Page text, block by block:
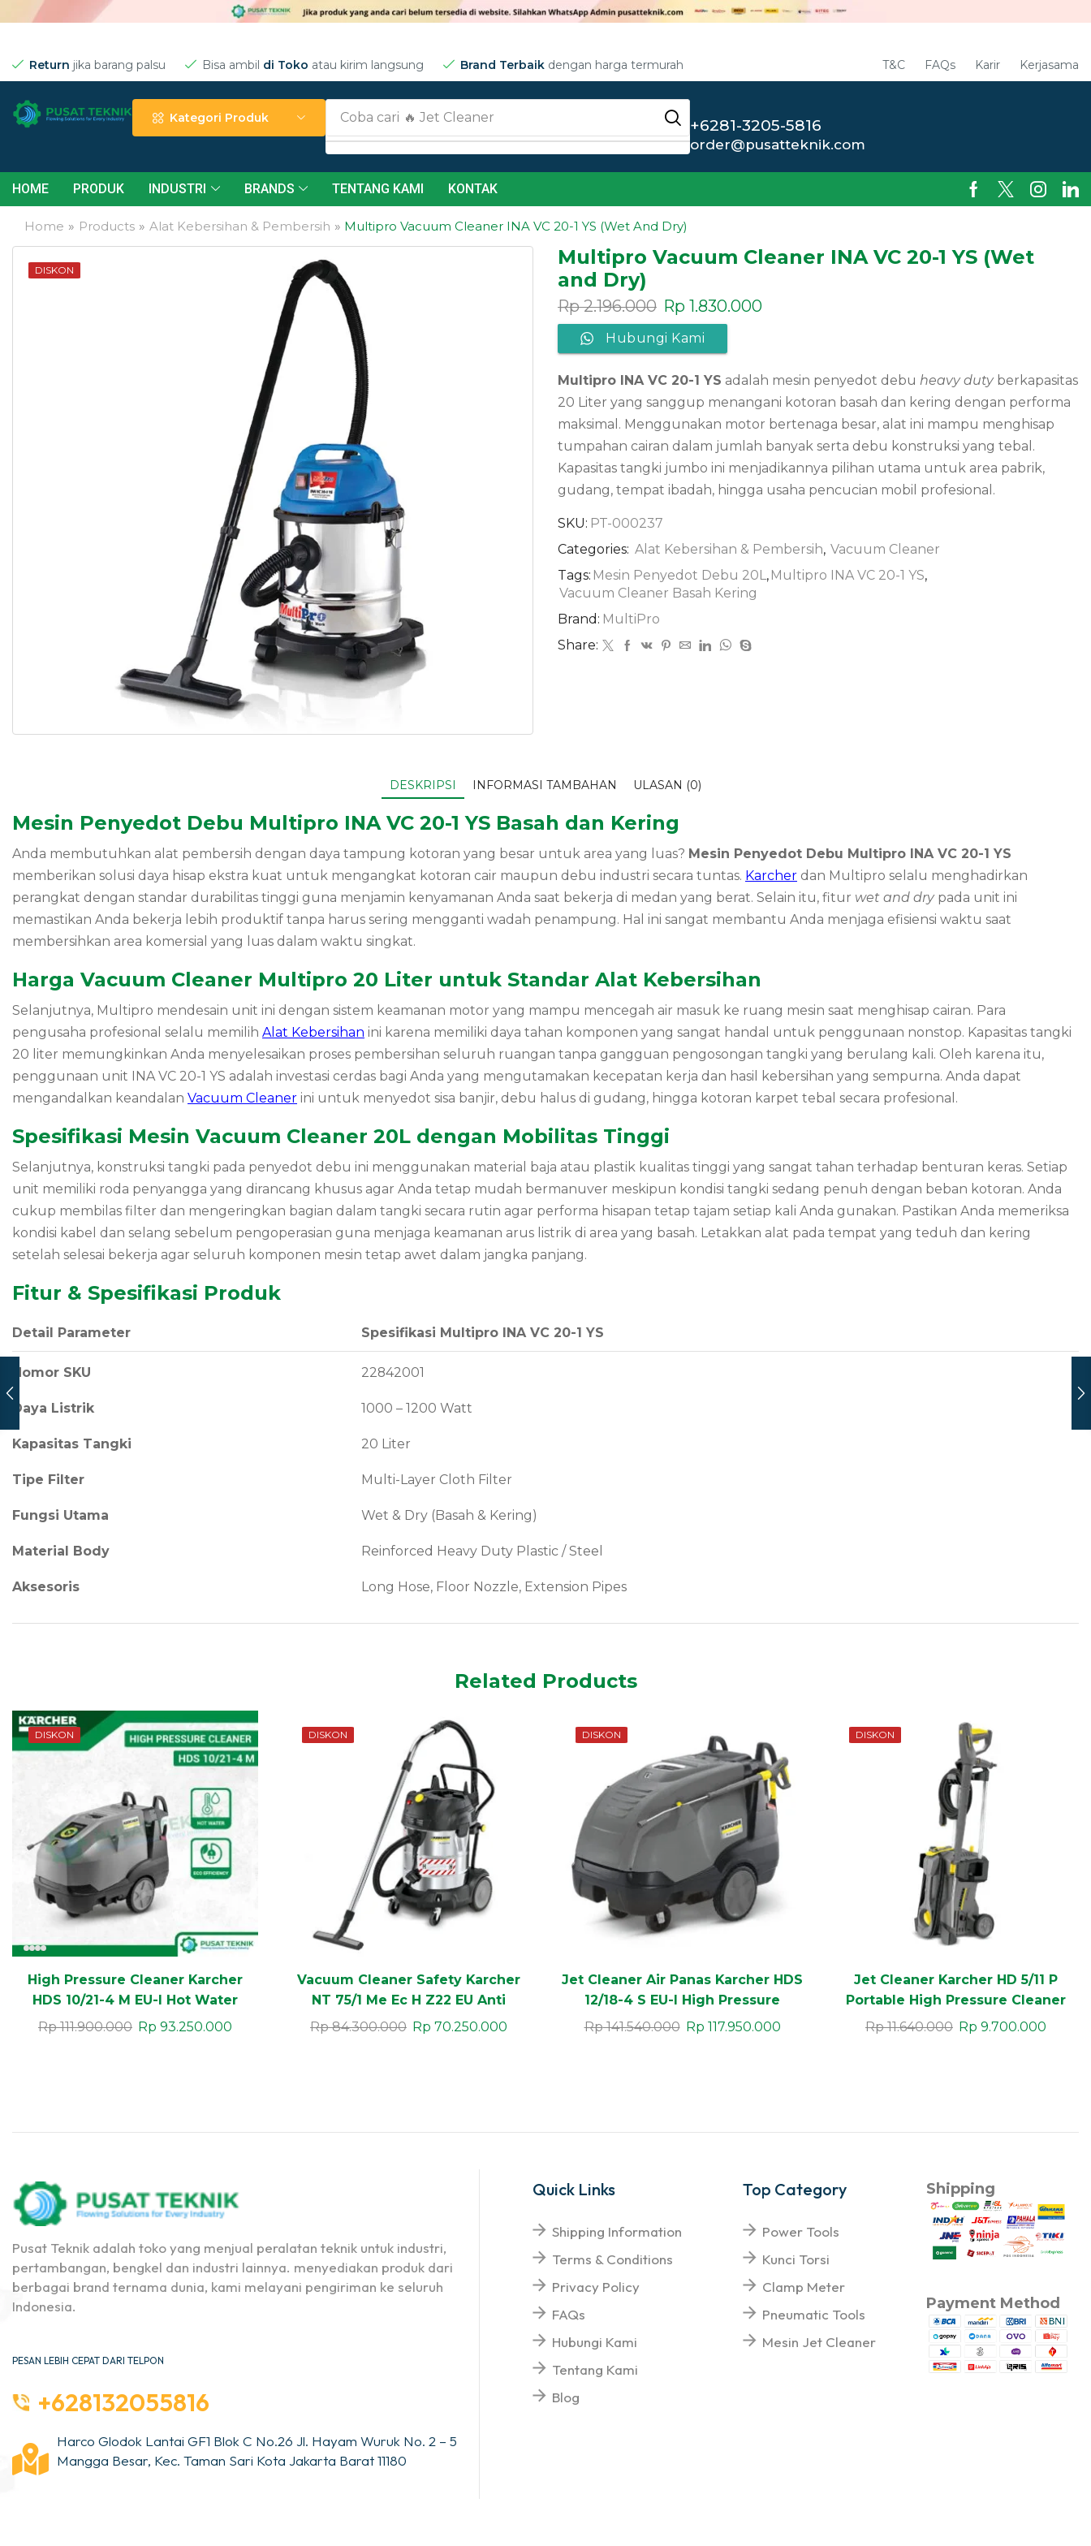
Return jika barang palsu Bisa ambil di Toko atau kirim langsung Brand Terbaik dengan harga termurah T&C FAQs Karir Kerjasama
Kategori Produk Coba cari 🔥 Jet Cleaner +6281-3205-5816
order@pusatteknik.com
HOME PRODUK INDUSTRI BRANDS TENTANG KAMI KONTAK
Home » Products » Alat Kebersihan & Pembersih » Multipro Vacuum Cleaner INA VC 20-1 YS (Wet And Dry)
DISKON
Multipro Vacuum Cleaner INA VC 20-1 YS (Wet
and Dry)
Rp2.196.000 Rp 1.830.000
Hubungi Kami
Multipro INA VC 20-1 YS adalah mesin penyedot debu heavy dutyberkapasitas
20 Liter yang sanggup menangani kotoran basah dan kering dengan performa
maksimal. Menggunakan motor bertenaga besar, alat ini mampu menghisap
tumpahan cairan dalam jumlah banyak serta debu konstruksi yang tebal.
Kapasitas tangki jumbo ini menjadikannya pilihan utama untuk area pabrik,
gudang, tempat ibadah, hingga usaha pencucian mobil profesional.
SKU: PT-000237
Categories: Alat Kebersihan & Pembersih, Vacuum Cleaner
Tags: Mesin Penyedot Debu 20L, Multipro INA VC 20-1 YS,
Vacuum Cleaner Basah Kering
Brand: MultiPro
Share:
DESKRIPSI INFORMASI TAMBAHAN ULASAN (0)
Mesin Penyedot Debu Multipro INA VC 20-1 YS Basah dan Kering
Anda membutuhkan alat pembersih dengan daya tampung kotoran yang besar untuk area yang luas? Mesin Penyedot Debu Multipro INA VC 20-1 YS
memberikan solusi daya hisap ekstra kuat untuk mengangkat kotoran cair maupun debu industri secara tuntas. Karcher dan Multipro selalu menghadirkan
perangkat dengan standar durabilitas tinggi guna menjamin kenyamanan Anda saat bekerja di medan yang berat. Selain itu, fitur wet and drypada unit ini
memastikan Anda bekerja lebih produktif tanpa harus sering mengganti wadah penampung. Hal ini sangat membantu Anda menjaga efisiensi waktu saat
membersihkan area komersial yang luas dalam waktu singkat.
Harga Vacuum Cleaner Multipro 20 Liter untuk Standar Alat Kebersihan
Selanjutnya, Multipro mendesain unit ini dengan sistem keamanan motor yang mampu mencegah air masuk ke ruang mesin saat menghisap cairan. Para
pengusaha profesional selalu memilih Alat Kebersihan ini karena memiliki daya tahan komponen yang sangat handal untuk penggunaan nonstop. Kapasitas tangki
20 liter memungkinkan Anda menyelesaikan proses pembersihan seluruh ruangan tanpa gangguan pengosongan tangki yang berulang kali. Oleh karena itu,
penggunaan unit INA VC 20-1 YS adalah investasi cerdas bagi Anda yang mengutamakan kecepatan kerja dan hasil kebersihan yang sempurna. Anda dapat
mengandalkan keandalan Vacuum Cleaner ini untuk menyedot sisa banjir, debu halus di gudang, hingga kotoran karpet tebal secara profesional.
Spesifikasi Mesin Vacuum Cleaner 20L dengan Mobilitas Tinggi
Selanjutnya, konstruksi tangki pada penyedot debu ini menggunakan material baja atau plastik kualitas tinggi yang sangat tahan terhadap benturan keras. Setiap
unit memiliki roda penyangga yang dirancang khusus agar Anda tetap mudah bermanuver meskipun kondisi tangki sedang penuh dengan beban kotoran. Anda
cukup membilas filter dan mengeringkan bagian dalam tangki secara rutin agar performa hisapan tetap tajam setiap kali Anda gunakan. Pastikan Anda memeriksa
kondisi kabel dan selang sebelum pengoperasian guna menjaga keamanan arus listrik di area yang basah. Letakkan alat pada tempat yang teduh dan kering
setelah selesai bekerja agar seluruh komponen mesin tetap awet dalam jangka panjang.
Fitur & Spesifikasi Produk
Detail Parameter Spesifikasi Multipro INA VC 20-1 YS
Nomor SKU 22842001
Daya Listrik 1000 – 1200 Watt
Kapasitas Tangki 20 Liter
Tipe Filter Multi-Layer Cloth Filter
Fungsi Utama Wet & Dry (Basah & Kering)
Material Body Reinforced Heavy Duty Plastic / Steel
Aksesoris Long Hose, Floor Nozzle, Extension Pipes
Related Products
DISKON
High Pressure Cleaner Karcher
HDS 10/21-4 M EU-I Hot Water
Middle Class
Rp111.900.000 Rp 93.250.000
DISKON
Vacuum Cleaner Safety Karcher
NT 75/1 Me Ec H Z22 EU Anti
Ledakan ATEX Zona 22
Rp84.300.000 Rp 70.250.000
DISKON
Jet Cleaner Air Panas Karcher HDS
12/18-4 S EU-I High Pressure
Cleaner Hot Water Super Class
Rp141.540.000 Rp 117.950.000
DISKON
Jet Cleaner Karcher HD 5/11 P
Portable High Pressure Cleaner
Kompak Profesional
Rp11.640.000 Rp 9.700.000
Pusat Teknik adalah toko yang menjual peralatan teknik untuk industri,
pertambangan, bengkel dan industri lainnya. menyediakan produk dari
berbagai brand ternama dunia, kami melayani pengiriman ke seluruh
Indonesia.
PESAN LEBIH CEPAT DARI TELPON
+628132055816
Harco Glodok Lantai GF1 Blok C No.26 Jl. Hayam Wuruk No. 2 – 5
Mangga Besar, Kec. Taman Sari Kota Jakarta Barat 11180
Quick Links
Shipping Information
Terms & Conditions
Privacy Policy
FAQs
Hubungi Kami
Tentang Kami
Blog
Top Category
Power Tools
Kunci Torsi
Clamp Meter
Pneumatic Tools
Mesin Jet Cleaner
Shipping
Payment Method